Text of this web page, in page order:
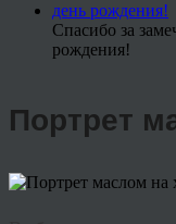
Спасибо за
рождения!
Портрет